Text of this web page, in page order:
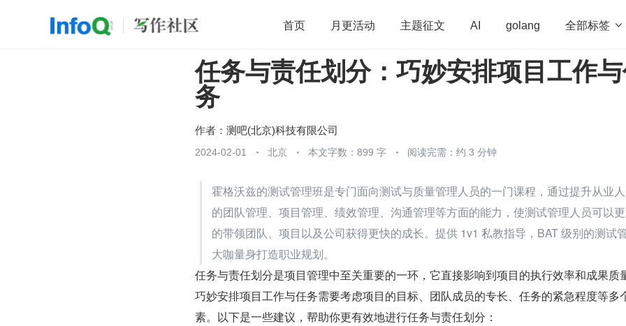
首页 月更活动 主题征文 AI golang 全部标签 
开源 架构 OpenHarmony 算法 学习方法 Web3.0 高
任务与责任划分：巧妙安排项目工作
务
作者： 测吧(北京)科技有限公司
2024-02-01 北京 本文字数：899 字 阅读完需：约 3 分钟
霍格沃兹的测试管理班是专门面向测试与质量管理人员的一门课程，通过提升从业
的团队管理、项目管理、绩效管理、沟通管理等方面的能力，使测试管理人员可以
的带领团队、项目以及公司获得更快的成长。提供 1v1 私教指导，BAT 级别的测试
大咖量身打造职业规划。
任务与责任划分是项目管理中至关重要的一环，它直接影响到项目的执行效率和成果质
巧妙安排项目工作与任务需要考虑项目的目标、团队成员的专长、任务的紧急程度等多
素。以下是一些建议，帮助你更有效地进行任务与责任划分：